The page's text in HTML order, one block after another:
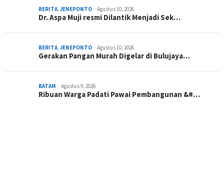
BERITA, JENEPONTO Agustus 10, 2026
Dr. Aspa Muji resmi Dilantik Menjadi Sek…
BERITA, JENEPONTO Agustus 10, 2026
Gerakan Pangan Murah Digelar di Bulujaya…
BATAM Agustus 9, 2026
Ribuan Warga Padati Pawai Pembangunan &#…